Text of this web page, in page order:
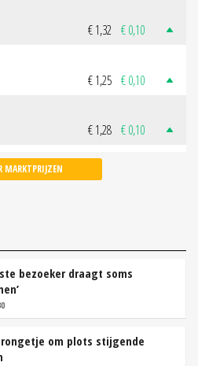
€ 1,32 € 0,10
€ 1,25 € 0,10
€ 1,28 € 0,10
MARKTPRIJZEN
bezoeker draagt soms
om plots stijgende